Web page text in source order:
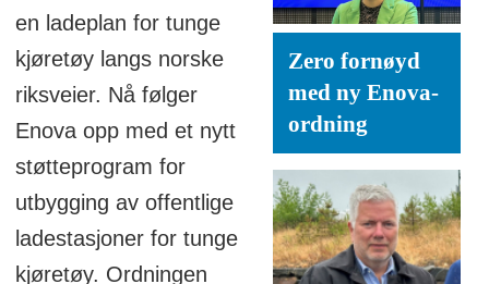
Zero fornøyd
med ny Enova-
ordning
en ladeplan for tunge
kjøretøy langs norske
riksveier. Nå følger
Enova opp med et nytt
støtteprogram for
utbygging av offentlige
ladestasjoner for tunge
kjøretøy. Ordningen